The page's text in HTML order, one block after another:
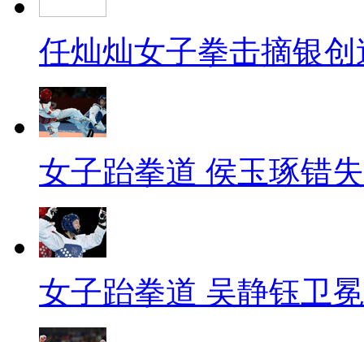
任灿灿女子拳击摘银
女子跆拳道 侯玉琢错
女子跆拳道 吴静钰卫冕